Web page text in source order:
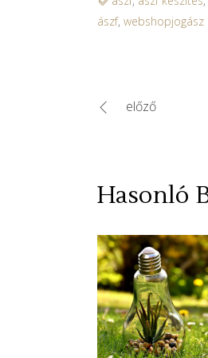
ászf, webshopjogász
előző
Hasonló